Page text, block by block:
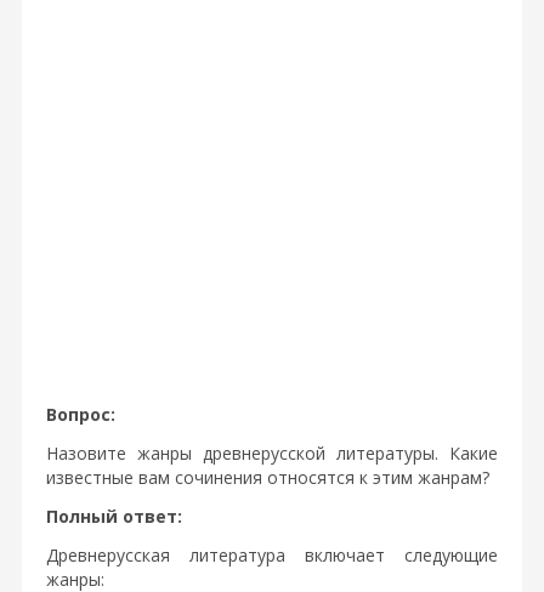
Вопрос:
Назовите жанры древнерусской литературы. Какие
известные вам сочинения относятся к этим жанрам?
Полный ответ:
Древнерусская литература включает следующие
жанры: